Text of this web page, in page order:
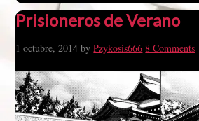
Prisioneros de Verano
1 octubre, 2014 byPzykosis666 8 Comments